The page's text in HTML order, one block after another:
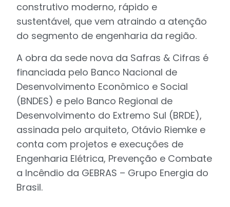
construtivo moderno, rápido e
sustentável, que vem atraindo a atenção
do segmento de engenharia da região.
A obra da sede nova da Safras & Cifras é
financiada pelo Banco Nacional de
Desenvolvimento Econômico e Social
(BNDES) e pelo Banco Regional de
Desenvolvimento do Extremo Sul (BRDE),
assinada pelo arquiteto, Otávio Riemke e
conta com projetos e execuções de
Engenharia Elétrica, Prevenção e Combate
a Incêndio da GEBRAS – Grupo Energia do
Brasil.